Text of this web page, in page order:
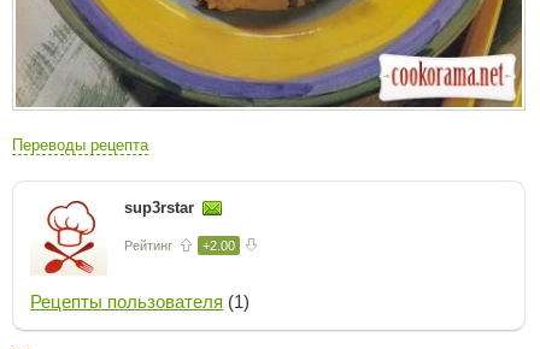
Переводы рецепта
sup3rstar
Рейтинг +2.00
Рецепты пользователя (1)